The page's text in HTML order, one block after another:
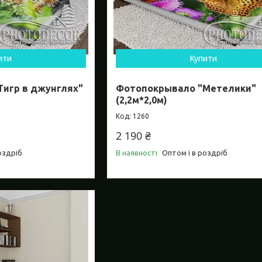
в джунглях"
Купити
Фотопокрывало "Метелики"
(2,2м*2,0м)
1260
2 190 ₴
В наявності Оптом і в роздріб